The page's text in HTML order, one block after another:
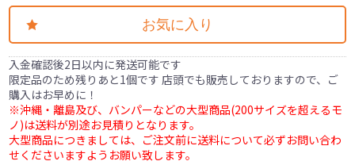
お気に入り
入金確認後2日以内に発送可能です
限定品のため残りあと1個です 店頭でも販売しておりますので、ご
購入はお早めに！
※沖縄・離島及び、バンパーなどの大型商品(200サイズを超えるモ
ノ)は送料が別途お見積りとなります。
大型商品につきましては、ご注文前に送料について必ずお問い合わ
せくださいますようお願い致します。